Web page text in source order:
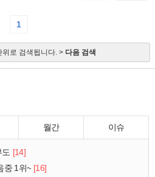
1
로 검색됩니다. > 다음 검색
월간 이슈
도 [14]
중 1위~ [16]